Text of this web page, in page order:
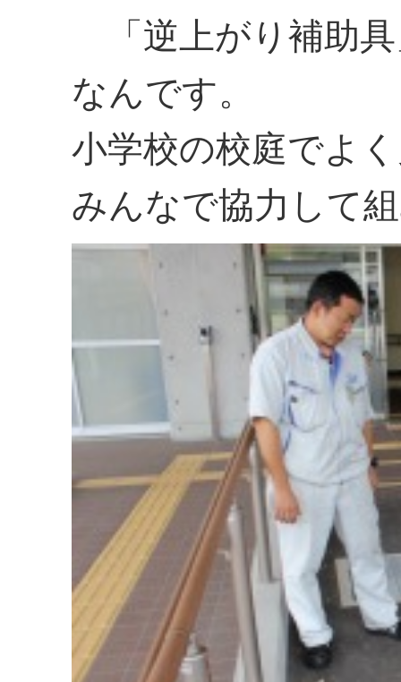
「逆上がり補助
なんです。
小学校の校庭でよ
みんなで協力して